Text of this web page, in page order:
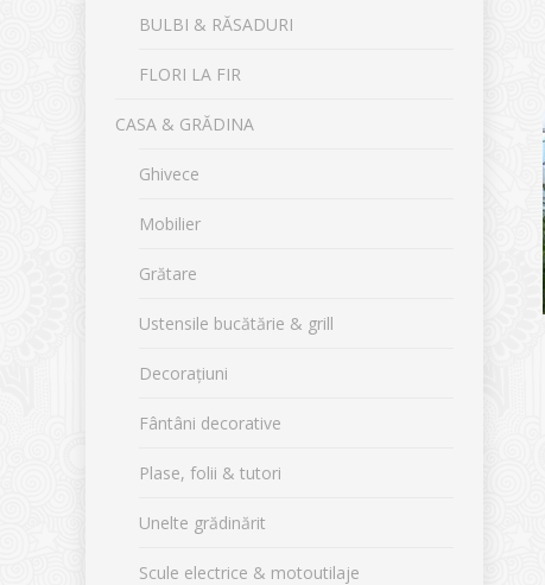
BULBI & RĂSADURI
FLORI LA FIR
CASA & GRĂDINA
Ghivece
Mobilier
Grătare
Ustensile bucătărie & grill
Decorațiuni
Fântâni decorative
Plase, folii & tutori
Unelte grădinărit
Scule electrice & motoutilaje